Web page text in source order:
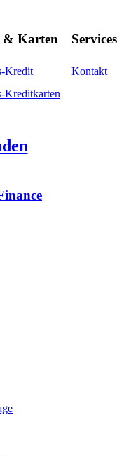
Karten
Kredit
Kreditkarten
Services
Kontakt